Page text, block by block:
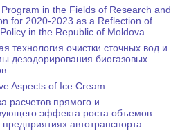
in the Fields of Research and
for 2020-2023 as a Reflection of
in the Republic of Moldova
технология очистки сточных вод и
дезодорирования биогазовых
Aspects of Ice Cream
расчетов прямого и
эффекта роста объемов
предприятиях автотранспорта